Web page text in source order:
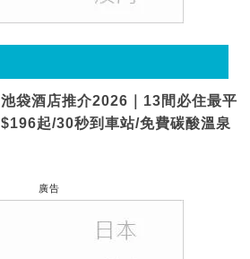
池袋酒店推介2026｜13間必住最平
$196起/30秒到車站/免費碳酸溫泉
廣告